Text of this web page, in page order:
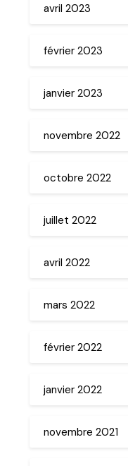
avril 2023
février 2023
janvier 2023
novembre 2022
octobre 2022
juillet 2022
avril 2022
mars 2022
février 2022
janvier 2022
novembre 2021